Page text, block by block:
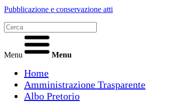
Pubblicazione e conservazione atti
Menu Menu
Home
Amministrazione Trasparente
Albo Pretorio